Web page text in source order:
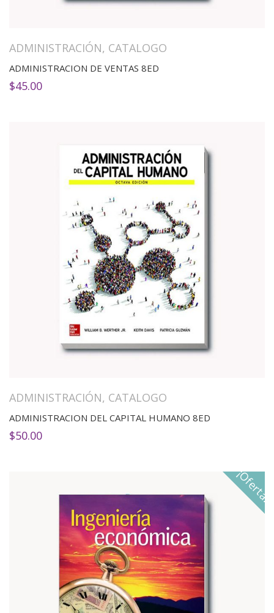
ADMINISTRACIÓN, CATALOGO
ADMINISTRACION DE VENTAS 8ED
$45.00
ADMINISTRACIÓN, CATALOGO
ADMINISTRACION DEL CAPITAL HUMANO 8ED
$50.00
¡Oferta!